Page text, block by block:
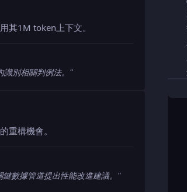
其1M token上下文。
別相關判例法。 "
重構機會。
數據管道提出性能改進建議。 "